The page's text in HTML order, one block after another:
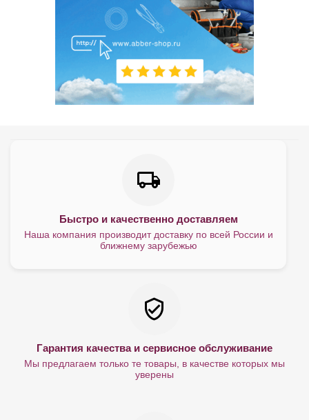
Быстро и качественно доставляем
Наша компания производит доставку по всей России и
ближнему зарубежью
Гарантия качества и сервисное обслуживание
Мы предлагаем только те товары, в качестве которых мы
уверены